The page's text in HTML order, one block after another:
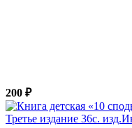
200 ₽